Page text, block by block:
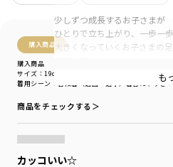
購入商品
購入商品
着用シーン ：普段着（通園・通学） 着替えやすさ
サイズ：19cm
商品をチェックする＞
カッコいい☆
少しずつ成長するお子さまが
ひとりで立ち上がり、一歩一
大きくなっていくお子さまの
アイボリー×ブラック＆イエ
ブラック×レッド
配色が引き立つクールなデザイ
スポーティさも兼ねそなえた
＜商品オススメポイント＞
も